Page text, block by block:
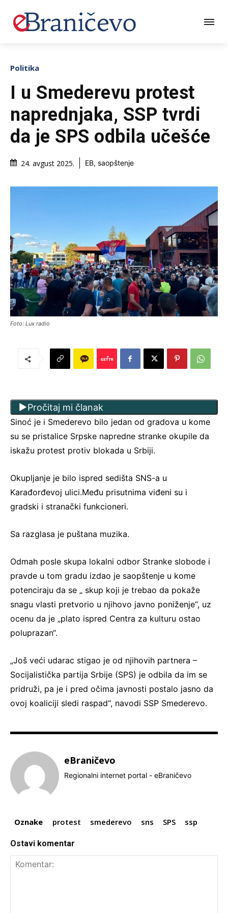
Politika
I u Smederevu protest
naprednjaka, SSP tvrdi
da je SPS odbila učešće
24. avgust 2025. EB, saopštenje
Foto: Lux radio
Pročitaj mi članak
Sinoć je i Smederevo bilo jedan od gradova u kome
su se pristalice Srpske napredne stranke okupile da
iskažu protest protiv blokada u Srbiji.
Okupljanje je bilo ispred sedišta SNS-a u
Karađorđevoj ulici.Među prisutnima viđeni su i
gradski i stranački funkcioneri.
Sa razglasa je puštana muzika.
Odmah posle skupa lokalni odbor Stranke slobode i
pravde u tom gradu izdao je saopštenje u kome
potenciraju da se „ skup koji je trebao da pokaže
snagu vlasti pretvorio u njihovo javno poniženje“, uz
ocenu da je „plato ispred Centra za kulturu ostao
poluprazan“.
„Još veći udarac stigao je od njihovih partnera –
Socijalistička partija Srbije (SPS) je odbila da im se
pridruži, pa je i pred očima javnosti postalo jasno da
ovoj koaliciji sledi raspad“, navodi SSP Smederevo.
eBraničevo
Regionalni internet portal - eBraničevo
Oznake protest smederevo sns SPS ssp
Ostavi komentar